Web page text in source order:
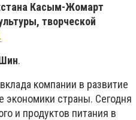
Касым-Жомарт
творческой
.
компании в развитие
экономики страны. Сегодня
и продуктов питания в